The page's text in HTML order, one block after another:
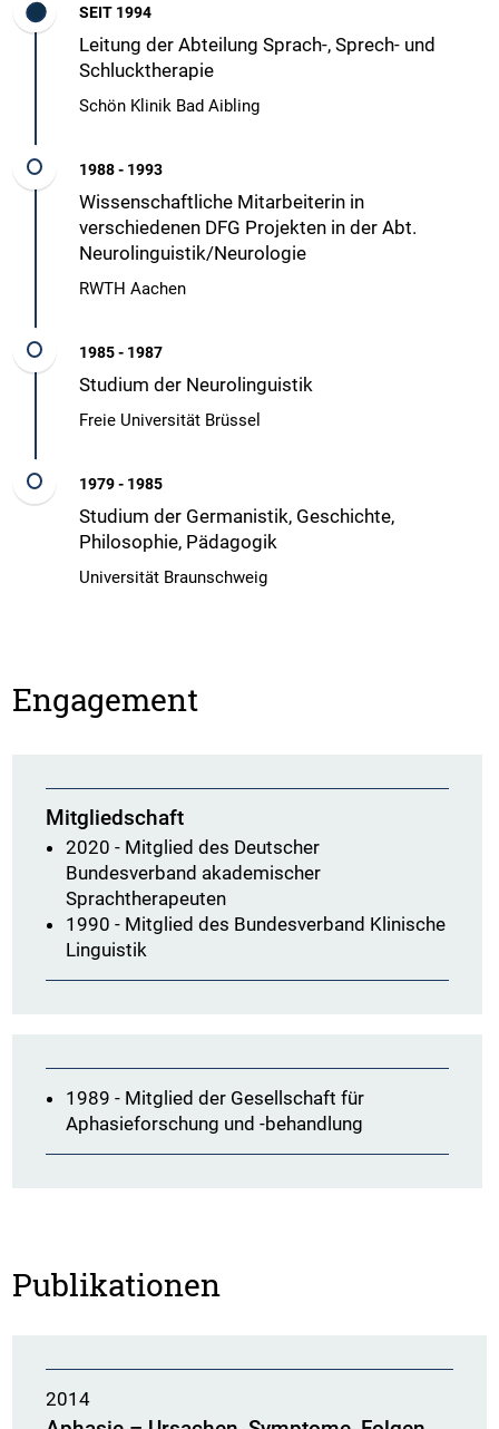
SEIT 1994
Leitung der Abteilung Sprach-, Sprech- und
Schlucktherapie
Schön Klinik Bad Aibling
1988 - 1993
Wissenschaftliche Mitarbeiterin in
verschiedenen DFG Projekten in der Abt.
Neurolinguistik/Neurologie
RWTH Aachen
1985 - 1987
Studium der Neurolinguistik
Freie Universität Brüssel
1979 - 1985
Studium der Germanistik, Geschichte,
Philosophie, Pädagogik
Universität Braunschweig
Engagement
Mitgliedschaft
2020 - Mitglied des Deutscher
Bundesverband akademischer
Sprachtherapeuten
1990 - Mitglied des Bundesverband Klinische
Linguistik
1989 - Mitglied der Gesellschaft für
Aphasieforschung und -behandlung
Publikationen
2014